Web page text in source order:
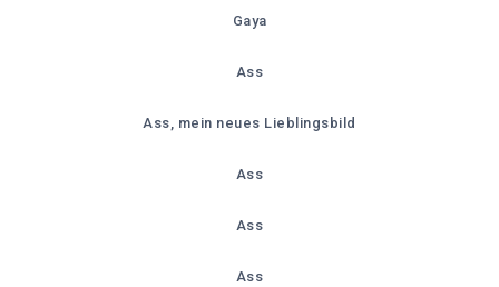
Gaya
Ass
Ass, mein neues Lieblingsbild
Ass
Ass
Ass